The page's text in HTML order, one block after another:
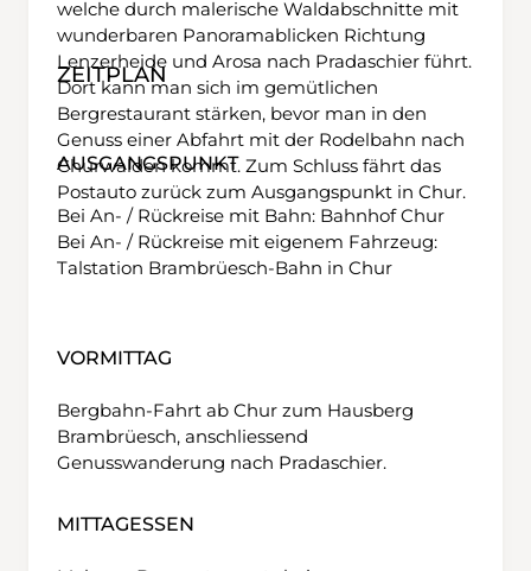
welche durch malerische Waldabschnitte mit
wunderbaren Panoramablicken Richtung
Lenzerheide und Arosa nach Pradaschier führt.
Dort kann man sich im gemütlichen
Bergrestaurant stärken, bevor man in den
Genuss einer Abfahrt mit der Rodelbahn nach
Churwalden kommt. Zum Schluss fährt das
Postauto zurück zum Ausgangspunkt in Chur.
ZEITPLAN
AUSGANGSPUNKT
Bei An- / Rückreise mit Bahn: Bahnhof Chur
Bei An- / Rückreise mit eigenem Fahrzeug:
Talstation Brambrüesch-Bahn in Chur
VORMITTAG
Bergbahn-Fahrt ab Chur zum Hausberg
Brambrüesch, anschliessend
Genusswanderung nach Pradaschier.
MITTAGESSEN